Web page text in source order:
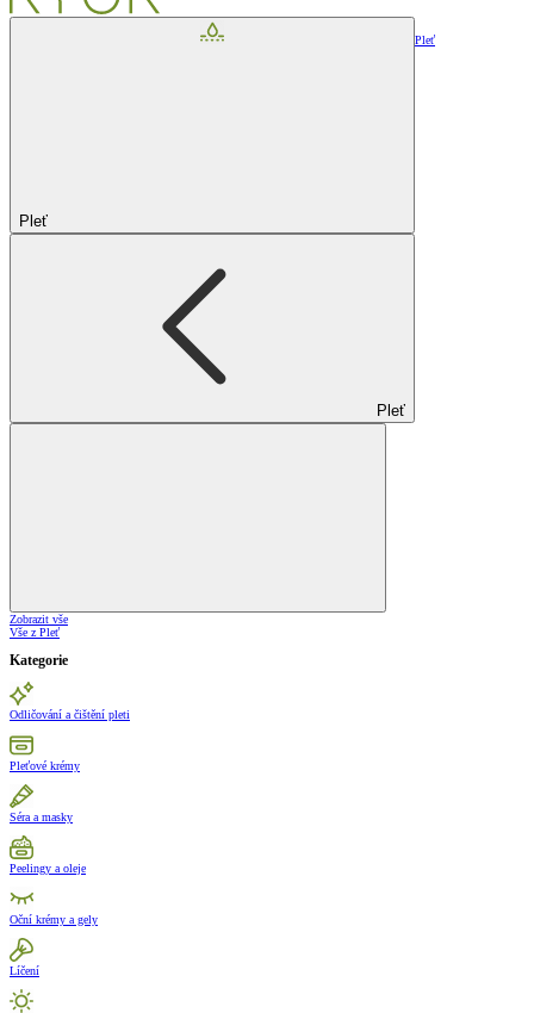
Pleť
Pleť
Pleť
Zobrazit vše
Vše z Pleť
Kategorie
Odličování a čištění pleti
Pleťové krémy
Séra a masky
Peelingy a oleje
Oční krémy a gely
Líčení